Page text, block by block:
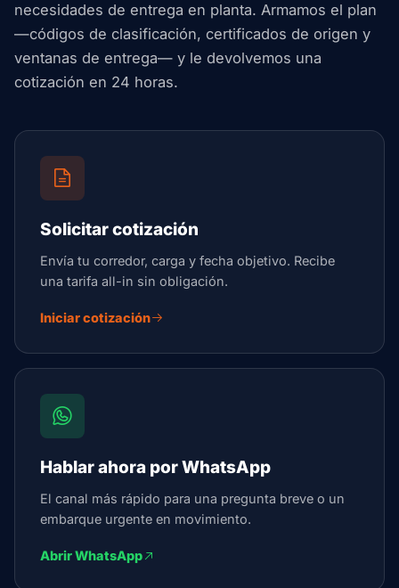
necesidades de entrega en planta. Armamos el plan
—códigos de clasificación, certificados de origen y
ventanas de entrega— y le devolvemos una
cotización en 24 horas.
Solicitar cotización
Envía tu corredor, carga y fecha objetivo. Recibe
una tarifa all-in sin obligación.
Iniciar cotización
Hablar ahora por WhatsApp
El canal más rápido para una pregunta breve o un
embarque urgente en movimiento.
Abrir WhatsApp